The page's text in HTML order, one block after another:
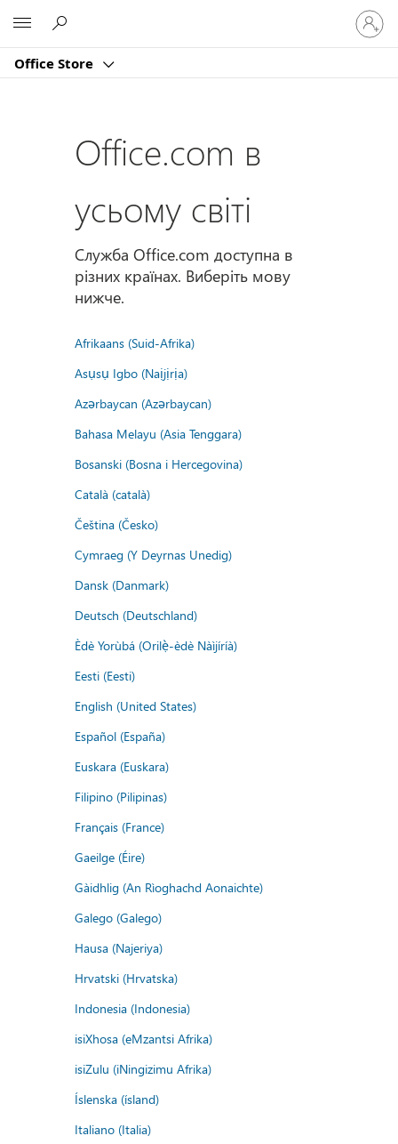
Office Store
свій
запис
Office.com в
усьому світі
Служба Office.com доступна в
різних країнах. Виберіть мову
нижче.
Afrikaans (Suid-Afrika)
Asụsụ Igbo (Naịjịrịa)
Azərbaycan (Azərbaycan)
Bahasa Melayu (Asia Tenggara)
Bosanski (Bosna i Hercegovina)
Català (català)
Čeština (Česko)
Cymraeg (Y Deyrnas Unedig)
Dansk (Danmark)
Deutsch (Deutschland)
Èdè Yorùbá (Orilẹ̀-èdè Nàìjíríà)
Eesti (Eesti)
English (United States)
Español (España)
Euskara (Euskara)
Filipino (Pilipinas)
Français (France)
Gaeilge (Éire)
Gàidhlig (An Rìoghachd Aonaichte)
Galego (Galego)
Hausa (Najeriya)
Hrvatski (Hrvatska)
Indonesia (Indonesia)
isiXhosa (eMzantsi Afrika)
isiZulu (iNingizimu Afrika)
Íslenska (ísland)
Italiano (Italia)